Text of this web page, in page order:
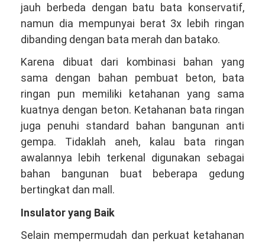
jauh berbeda dengan batu bata konservatif,
namun dia mempunyai berat 3x lebih ringan
dibanding dengan bata merah dan batako.
Karena dibuat dari kombinasi bahan yang
sama dengan bahan pembuat beton, bata
ringan pun memiliki ketahanan yang sama
kuatnya dengan beton. Ketahanan bata ringan
juga penuhi standard bahan bangunan anti
gempa. Tidaklah aneh, kalau bata ringan
awalannya lebih terkenal digunakan sebagai
bahan bangunan buat beberapa gedung
bertingkat dan mall.
Insulator yang Baik
Selain mempermudah dan perkuat ketahanan